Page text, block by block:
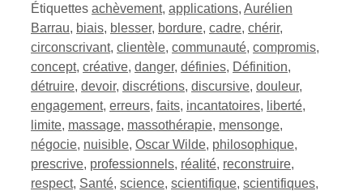
Étiquettes achèvement, applications, Aurélien
Barrau, biais, blesser, bordure, cadre, chérir,
circonscrivant, clientèle, communauté, compromis,
concept, créative, danger, définies, Définition,
détruire, devoir, discrétions, discursive, douleur,
engagement, erreurs, faits, incantatoires, liberté,
limite, massage, massothérapie, mensonge,
négocie, nuisible, Oscar Wilde, philosophique,
prescrive, professionnels, réalité, reconstruire,
respect, Santé, science, scientifique, scientifiques,